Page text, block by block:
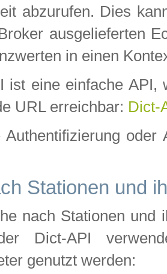
abzurufen. Dies
ausgelieferten
in einen
ist eine einfache API,
URL erreichbar: Dict-
Stationen und
nach Stationen und
Dict-API
genutzt werden: